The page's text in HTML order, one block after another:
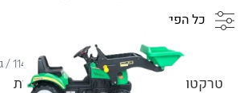
ר'41 / ע'114 / ג'52
טרקטור פדלים לילדים עם כף ושילדת